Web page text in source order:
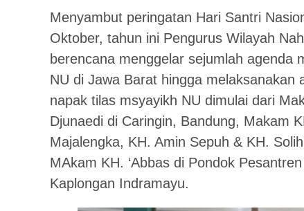
Menyambut peringatan Hari Santri
Oktober, tahun ini Pengurus Wilayah
berencana menggelar sejumlah agenda
NU di Jawa Barat hingga
napak tilas msyayikh NU dimulai dari
Djunaedi di Caringin, Bandung, Makam
Majalengka, KH. Amin Sepuh & KH.
MAkam KH. ‘Abbas di Pondok
Kaplongan Indramayu.